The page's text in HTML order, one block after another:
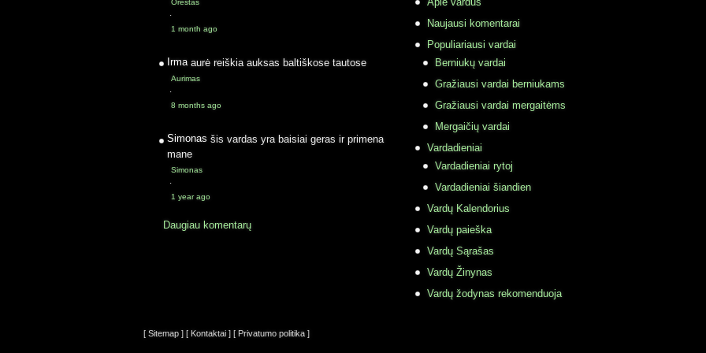
Orestas
·
1 month ago
Irma aurė reiškia auksas baltiškose tautose
Aurimas
·
8 months ago
Simonas šis vardas yra baisiai geras ir primena
mane
Simonas
·
1 year ago
Daugiau komentarų
Naujausi komentarai
Populiariausi vardai
Berniukų vardai
Gražiausi vardai berniukams
Gražiausi vardai mergaitėms
Mergaičių vardai
Vardadieniai
Vardadieniai rytoj
Vardadieniai šiandien
Vardų Kalendorius
Vardų paieška
Vardų Sąrašas
Vardų Žinynas
Vardų žodynas rekomenduoja
[ Sitemap ] [ Kontaktai ] [ Privatumo politika ]